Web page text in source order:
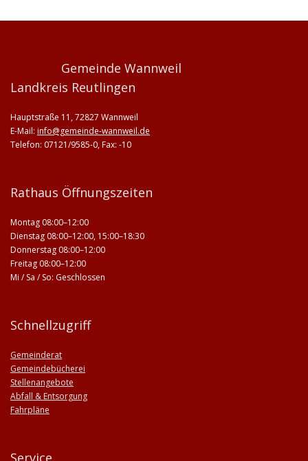
Gemeinde Wannweil
Landkreis Reutlingen
Hauptstraße 11, 72827 Wannweil
E-Mail: info@gemeinde-wannweil.de
Telefon: 07121/9585-0, Fax: -10
Rathaus Öffnungszeiten
Montag 08:00–12:00
Dienstag 08:00–12:00, 15:00–18:30
Donnerstag 08:00–12:00
Freitag 08:00–12:00
Mi / Sa / So: Geschlossen
Schnellzugriff
Gemeinderat
Gemeindebücherei
Stellenangebote
Abfall & Entsorgung
Fahrpläne
Service